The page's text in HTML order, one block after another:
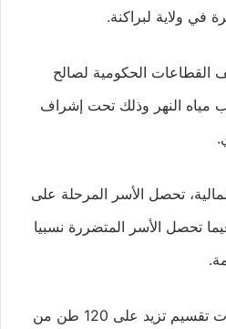
القطاعات الحكومية لصالح
مياه النهر وذلك تحت إشراف
تحصل الأسر المرحلة على
فيما تحصل الأسر المتضررة نسبيا
و أطلق المندوب العام عمليات تقسيم تزيد على 120 طن من